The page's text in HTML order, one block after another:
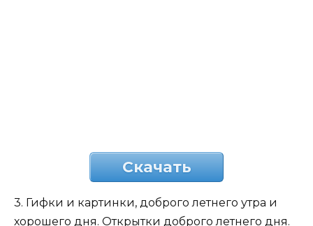
Скачать
3. Гифки и картинки, доброго летнего утра и
хорошего дня. Открытки доброго летнего дня.